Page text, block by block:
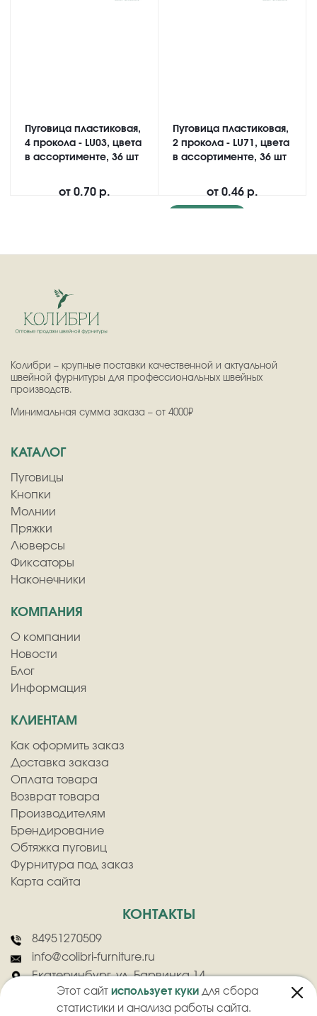
Этот сайт использует куки для сбора
статистики и анализа работы сайта.
Пуговица пластиковая,
4 прокола - LU03, цвета
в ассортименте, 36 шт
от 0.70 р.
Пуговица пластиковая,
2 прокола - LU71, цвета
в ассортименте, 36 шт
от 0.46 р.
Колибри – крупные поставки качественной и актуальной
швейной фурнитуры для профессиональных швейных
производств.
Минимальная сумма заказа – от 4000₽
КАТАЛОГ
Пуговицы
Кнопки
Молнии
Пряжки
Люверсы
Фиксаторы
Наконечники
КОМПАНИЯ
О компании
Новости
Блог
Информация
КЛИЕНТАМ
Как оформить заказ
Доставка заказа
Оплата товара
Возврат товара
Производителям
Брендирование
Обтяжка пуговиц
Фурнитура под заказ
Карта сайта
КОНТАКТЫ
84951270509
info@colibri-furniture.ru
Екатеринбург, ул. Барвинка 14